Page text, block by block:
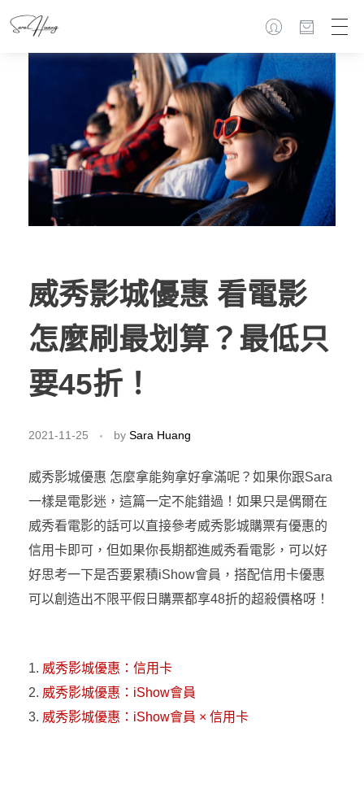
威秀影城優惠 看電影
怎麼刷最划算？最低只
要45折！
2021-11-25 by Sara Huang
威秀影城優惠 怎麼拿能夠拿好拿滿呢？如果你跟Sara
一樣是電影迷，這篇一定不能錯過！如果只是偶爾在
威秀看電影的話可以直接參考威秀影城購票有優惠的
信用卡即可，但如果你長期都進威秀看電影，可以好
好思考一下是否要累積iShow會員，搭配信用卡優惠
可以創造出不限平假日購票都享48折的超殺價格呀！
威秀影城優惠：信用卡
威秀影城優惠：iShow會員
威秀影城優惠：iShow會員 × 信用卡